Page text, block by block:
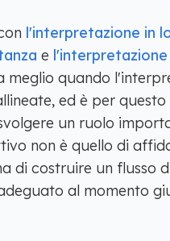
l'interpretazione in
e
meglio quando
ed è per questo
un ruolo
non è quello di
di costruire un flusso
al momento